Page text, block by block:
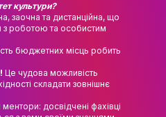
СТУДЕНТІВ
СЕМІНАРИ
культури?
заочна та дистанційна, що
з роботою та особистим
бюджетних місць робить
Це чудова можливість
складати зовнішнє
ментори: досвідчені фахівці